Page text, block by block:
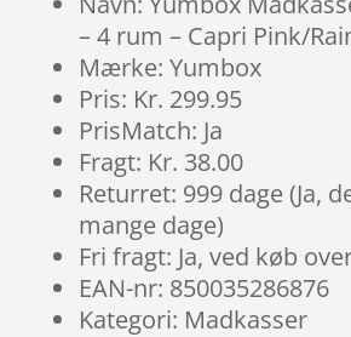
– 4 rum – Capri Pink/
Mærke: Yumbox
Pris: Kr. 299.95
PrisMatch: Ja
Fragt: Kr. 38.00
Returret: 999 dage (Ja,
mange dage)
Fri fragt: Ja, ved køb
EAN-nr: 850035286876
Kategori: Madkasser